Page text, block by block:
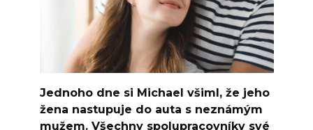
Jednoho dne si Michael všiml, že jeho
žena nastupuje do auta s neznámým
mužem. Všechny spolupracovníky své